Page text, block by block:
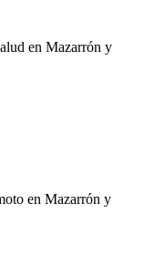
en Mazarrón y
en Mazarrón y